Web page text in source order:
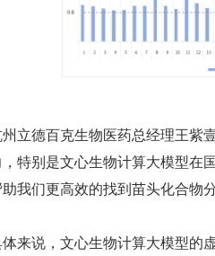
立德百克生物医药总经理王紫
特别是文心生物计算大模型在
我们更高效的找到苗头化合物
来说，文心生物计算大模型的